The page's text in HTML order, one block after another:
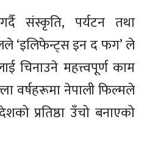
संस्कृति, पर्यटन तथा
‘इलिफेन्ट्स इन द फग’ ले
चिनाउने महत्त्वपूर्ण काम
वर्षहरूमा नेपाली फिल्मले
प्रतिष्ठा उँचो बनाएको